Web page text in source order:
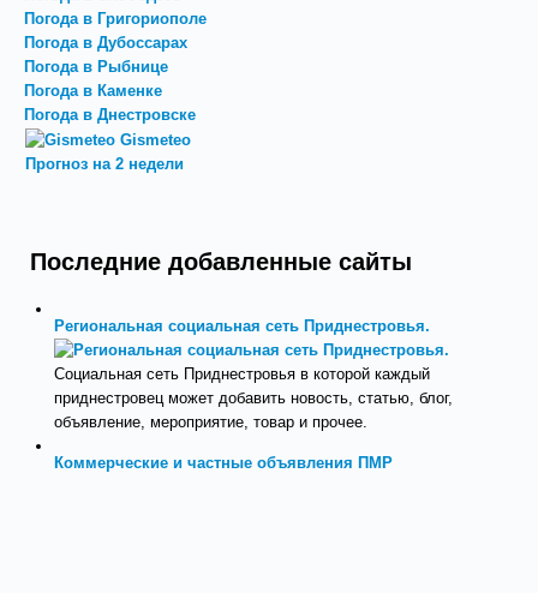
Погода в Григориополе
Погода в Дубоссарах
Погода в Рыбнице
Погода в Каменке
Погода в Днестровске
Gismeteo
Прогноз на 2 недели
Последние добавленные сайты
Региональная социальная сеть Приднестровья.
Социальная сеть Приднестровья в которой каждый
приднестровец может добавить новость, статью, блог,
объявление, мероприятие, товар и прочее.
Коммерческие и частные объявления ПМР